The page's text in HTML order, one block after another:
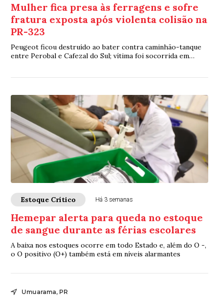
Mulher fica presa às ferragens e sofre
fratura exposta após violenta colisão na
PR-323
Peugeot ficou destruído ao bater contra caminhão-tanque
entre Perobal e Cafezal do Sul; vítima foi socorrida em
Estoque Crítico Há 3 semanas
Hemepar alerta para queda no estoque
de sangue durante as férias escolares
A baixa nos estoques ocorre em todo Estado e, além do O -,
o O positivo (O+) também está em níveis alarmantes
Umuarama, PR